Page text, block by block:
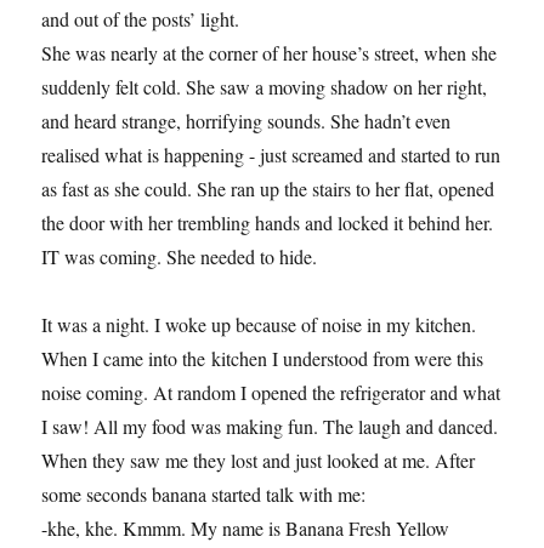
and out of the posts’ light.
She was nearly at the corner of her house’s street, when she
suddenly felt cold. She saw a moving shadow on her right,
and heard strange, horrifying sounds. She hadn’t even
realised what is happening - just screamed and started to run
as fast as she could. She ran up the stairs to her flat, opened
the door with her trembling hands and locked it behind her.
IT was coming. She needed to hide.
It was a night. I woke up because of noise in my kitchen.
When I came into the kitchen I understood from were this
noise coming. At random I opened the refrigerator and what
I saw! All my food was making fun. The laugh and danced.
When they saw me they lost and just looked at me. After
some seconds banana started talk with me:
-khe, khe. Kmmm. My name is Banana Fresh Yellow